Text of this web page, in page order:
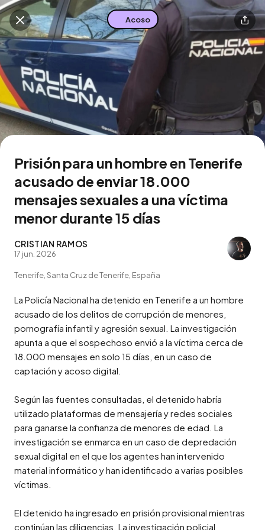
Descarga la app
Buscar en esta zona
Acoso
Prisión para un hombre en Tenerife
acusado de enviar 18.000
mensajes sexuales a una víctima
menor durante 15 días
CRISTIAN RAMOS
17 jun. 2026
Tenerife, Santa Cruz de Tenerife, España
La Policía Nacional ha detenido en Tenerife a un hombre
acusado de los delitos de corrupción de menores,
pornografía infantil y agresión sexual. La investigación
apunta a que el sospechoso envió a la víctima cerca de
18.000 mensajes en solo 15 días, en un caso de
captación y acoso digital.
Según las fuentes consultadas, el detenido habría
utilizado plataformas de mensajería y redes sociales
para ganarse la confianza de menores de edad. La
investigación se enmarca en un caso de depredación
sexual digital en el que los agentes han intervenido
material informático y han identificado a varias posibles
víctimas.
El detenido ha ingresado en prisión provisional mientras
continúan las diligencias. La investigación policial